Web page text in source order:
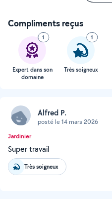
Compliments reçus
1
Expert dans son
domaine
1
Très soigneux
Alfred P.
posté le 14 mars 2026
Jardinier
Super travail
Très soigneux